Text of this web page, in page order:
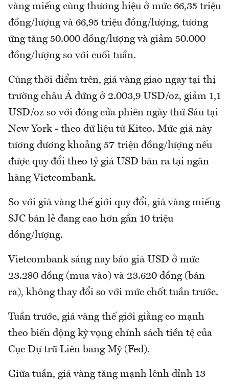
vàng miếng cùng thương hiệu ở mức 66,35 triệu
đồng/lượng và 66,95 triệu đồng/lượng, tương
ứng tăng 50.000 đồng/lượng và giảm 50.000
đồng/lượng so với cuối tuần.
Cùng thời điểm trên, giá vàng giao ngay tại thị
trường châu Á đứng ở 2.003,9 USD/oz, giảm 1,1
USD/oz so với đóng cửa phiên ngày thứ Sáu tại
New York - theo dữ liệu từ Kitco. Mức giá này
tương đương khoảng 57 triệu đồng/lượng nếu
được quy đổi theo tỷ giá USD bán ra tại ngân
hàng Vietcombank.
So với giá vàng thế giới quy đổi, giá vàng miếng
SJC bán lẻ đang cao hơn gần 10 triệu
đồng/lượng.
Vietcombank sáng nay báo giá USD ở mức
23.280 đồng (mua vào) và 23.620 đồng (bán
ra), không thay đổi so với mức chốt tuần trước.
Tuần trước, giá vàng thế giới giằng co mạnh
theo biến động kỳ vọng chính sách tiền tệ của
Cục Dự trữ Liên bang Mỹ (Fed).
Giữa tuần, giá vàng tăng mạnh lênh đỉnh 13